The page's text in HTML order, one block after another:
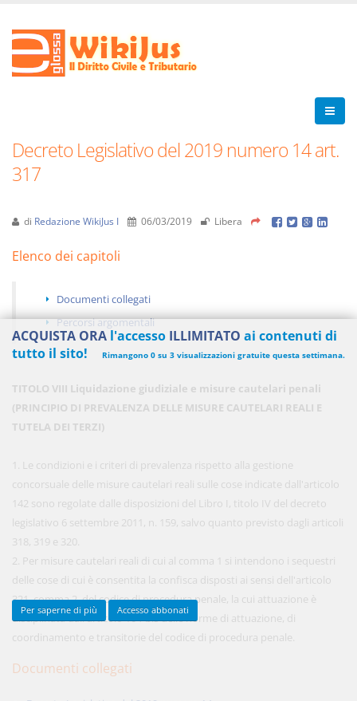
Decreto Legislativo del 2019 numero 14 art.
317
di Redazione WikiJus I 06/03/2019 Libera
Elenco dei capitoli
Documenti collegati
Percorsi argomentali
TITOLO VIII Liquidazione giudiziale e misure cautelari penali
(PRINCIPIO DI PREVALENZA DELLE MISURE CAUTELARI REALI E
TUTELA DEI TERZI)
1. Le condizioni e i criteri di prevalenza rispetto alla gestione
concorsuale delle misure cautelari reali sulle cose indicate dall'articolo
142 sono regolate dalle disposizioni del Libro I, titolo IV del decreto
legislativo 6 settembre 2011, n. 159, salvo quanto previsto dagli articoli
318, 319 e 320.
2. Per misure cautelari reali di cui al comma 1 si intendono i sequestri
delle cose di cui è consentita la confisca disposti ai sensi dell'articolo
321, comma 2, del codice di procedura penale, la cui attuazione è
disciplinata dall'articolo 104-bis delle norme di attuazione, di
coordinamento e transitorie del codice di procedura penale.
Documenti collegati
ACQUISTA ORA l'accesso ILLIMITATO ai contenuti di
tutto il sito!
Rimangono 0 su 3 visualizzazioni gratuite questa settimana.
Acquista ora
Acquista ora
Per saperne di più Accesso abbonati